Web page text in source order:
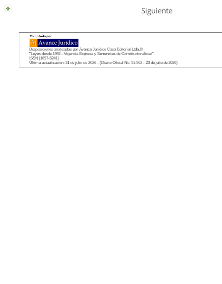
Siguiente
Disposiciones analizadas por Avance Jurídico Casa Editorial Ltda.©
"Leyes desde 1992 - Vigencia Expresa y Sentencias de Constitucionalidad"
ISSN [1657-6241]
Última actualización: 31 de julio de 2026 - (Diario Oficial No. 53.562 - 23 de julio de 2026)